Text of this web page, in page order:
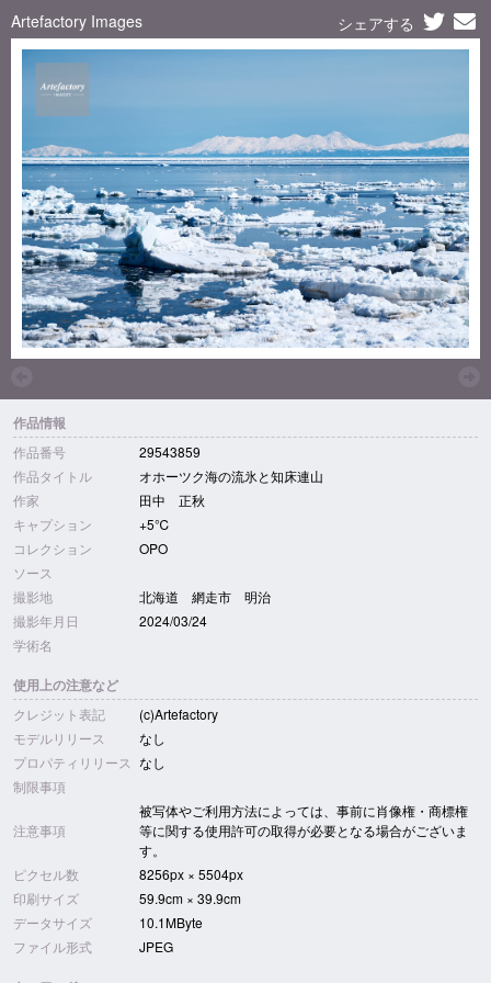
Artefactory Images シェアする
作品情報
作品番号
29543859
作品タイトル
オホーツク海の流氷と知床連山
作家
田中 正秋
キャプション
+5℃
コレクション
OPO
ソース
撮影地
北海道 網走市 明治
撮影年月日
2024/03/24
学術名
使用上の注意など
クレジット表記
(c)Artefactory
モデルリリース
なし
プロパティリリース なし
制限事項
注意事項
被写体やご利用方法によっては、事前に肖像権・商標権
等に関する使用許可の取得が必要となる場合がございま
す。
ピクセル数
8256px × 5504px
印刷サイズ
59.9cm × 39.9cm
データサイズ
10.1MByte
ファイル形式
JPEG